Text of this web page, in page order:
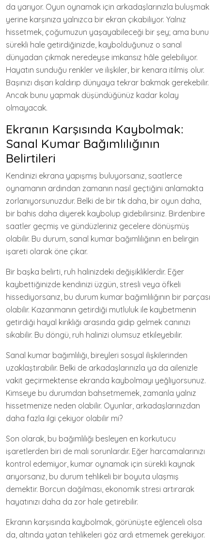
da yarıyor. Oyun oynamak için arkadaşlarınızla buluşmak
yerine karşınıza yalnızca bir ekran çıkabiliyor. Yalnız
hissetmek, çoğumuzun yaşayabileceği bir şey; ama bunu
sürekli hale getirdiğinizde, kaybolduğunuz o sanal
dünyadan çıkmak neredeyse imkansız hâle gelebiliyor.
Hayatın sunduğu renkler ve ilişkiler, bir kenara itilmiş olur.
Başınızı dışarı kaldırıp dünyaya tekrar bakmak gerekebilir.
Ancak bunu yapmak düşündüğünüz kadar kolay
olmayacak.
Ekranın Karşısında Kaybolmak:
Sanal Kumar Bağımlılığının
Belirtileri
Kendinizi ekrana yapışmış buluyorsanız, saatlerce
oynamanın ardından zamanın nasıl geçtiğini anlamakta
zorlanıyorsunuzdur. Belki de bir tık daha, bir oyun daha,
bir bahis daha diyerek kaybolup gidebilirsiniz. Birdenbire
saatler geçmiş ve gündüzleriniz gecelere dönüşmüş
olabilir. Bu durum, sanal kumar bağımlılığının en belirgin
işareti olarak öne çıkar.
Bir başka belirti, ruh halinizdeki değişikliklerdir. Eğer
kaybettiğinizde kendinizi üzgün, stresli veya öfkeli
hissediyorsanız, bu durum kumar bağımlılığının bir parçası
olabilir. Kazanmanın getirdiği mutluluk ile kaybetmenin
getirdiği hayal kırıklığı arasında gidip gelmek canınızı
sıkabilir. Bu döngü, ruh halinizi olumsuz etkileyebilir.
Sanal kumar bağımlılığı, bireyleri sosyal ilişkilerinden
uzaklaştırabilir. Belki de arkadaşlarınızla ya da ailenizle
vakit geçirmektense ekranda kaybolmayı yeğliyorsunuz.
Kimseye bu durumdan bahsetmemek, zamanla yalnız
hissetmenize neden olabilir. Oyunlar, arkadaşlarınızdan
daha fazla ilgi çekiyor olabilir mi?
Son olarak, bu bağımlılığı besleyen en korkutucu
işaretlerden biri de mali sorunlardır. Eğer harcamalarınızı
kontrol edemiyor, kumar oynamak için sürekli kaynak
arıyorsanız, bu durum tehlikeli bir boyuta ulaşmış
demektir. Borcun dağılması, ekonomik stresi artırarak
hayatınızı daha da zor hale getirebilir.
Ekranın karşısında kaybolmak, görünüşte eğlenceli olsa
da, altında yatan tehlikeleri göz ardı etmemek gerekiyor.